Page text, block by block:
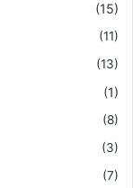
(15)
(11)
(13)
(1)
(8)
(3)
(7)